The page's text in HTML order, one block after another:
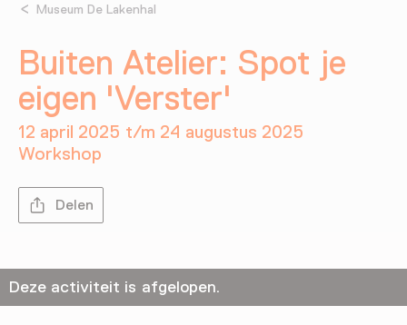
Museum De Lakenhal
Buiten Atelier: Spot je
eigen 'Verster'
12 april 2025 t/m 24 augustus 2025
Workshop
Delen
Deze activiteit is afgelopen.